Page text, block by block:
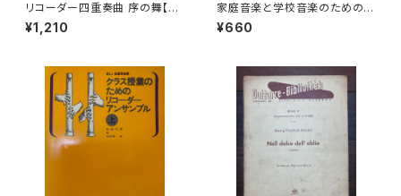
リコーダー四重奏曲 序の舞【著
者：高橋一雄】出版社：高橋教育
音楽研究所 平成18年
¥1,210
家庭音楽と学校音楽のための小
合奏 フィオリ・ムジカーリ2【著
者：野村満男】出版社：全音楽譜
¥660